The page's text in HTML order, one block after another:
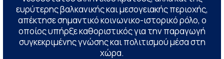
ευρύτερης βαλκανικής και μεσογειακής περιοχής,
απέκτησε σημαντικό κοινωνικο-ιστορικό ρόλο, ο
οποίος υπήρξε καθοριστικός για την παραγωγή
συγκεκριμένης γνώσης και πολιτισμού μέσα στη
χώρα.